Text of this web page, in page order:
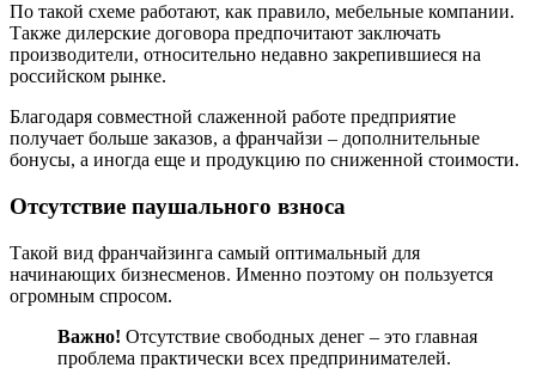
По такой схеме работают, как правило, мебельные компании.
Также дилерские договора предпочитают заключать
производители, относительно недавно закрепившиеся на
российском рынке.
Благодаря совместной слаженной работе предприятие
получает больше заказов, а франчайзи – дополнительные
бонусы, а иногда еще и продукцию по сниженной стоимости.
Отсутствие паушального взноса
Такой вид франчайзинга самый оптимальный для
начинающих бизнесменов. Именно поэтому он пользуется
огромным спросом.
Важно! Отсутствие свободных денег – это главная
проблема практически всех предпринимателей.